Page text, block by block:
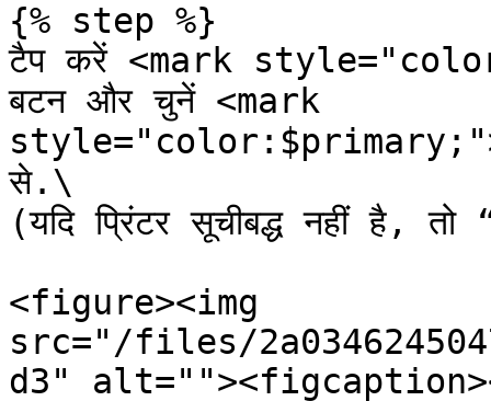
{% step %}
टैप करें <mark
बटन और चुनें <mark
से.\
(यदि प्रिंटर सूचीबद्ध नहीं है,
<figure><img
src="/files/
d3"